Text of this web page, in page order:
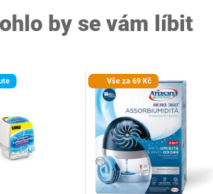
by se vám líbit
Vše za 69 Kč